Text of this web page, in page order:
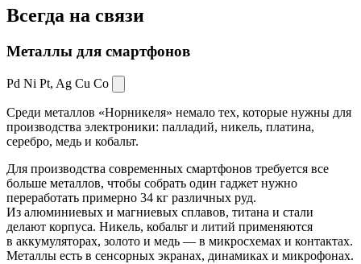
Всегда на связи
Металлы для смартфонов
Pd Ni Pt, Ag Cu Co
Среди металлов «Норникеля» немало тех, которые нужны для
производства электроники: палладий, никель, платина,
серебро, медь и кобальт.
Для производства современных смартфонов требуется все
больше металлов, чтобы собрать один гаджет нужно
переработать примерно 34 кг различных руд.
Из алюминиевых и магниевых сплавов, титана и стали
делают корпуса. Никель, кобальт и литий применяются
в аккумуляторах, золото и медь — в микросхемах и контактах.
Металлы есть в сенсорных экранах, динамиках и микрофонах.